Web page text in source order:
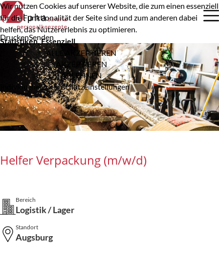
DruckenSenden
Helfer Verpackung (m/w/d)
Bereich
Logistik / Lager
Standort
Augsburg
Wir nutzen Cookies auf unserer Website, die zum einen essenziell
für die Funktionalität der Seite sind und zum anderen dabei
helfen, das Nutzererlebnis zu optimieren.
Statistiken, Essenziell
Individuelle Datenschutzeinstellungen
ABLEHNEN
ALLE AKZEPTIEREN
AKZEPTIEREN